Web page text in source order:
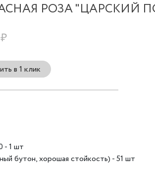
РОЗА "ЦАРСКИЙ
в 1 клик
- 1 шт
бутон, хорошая стойкость) - 51 шт